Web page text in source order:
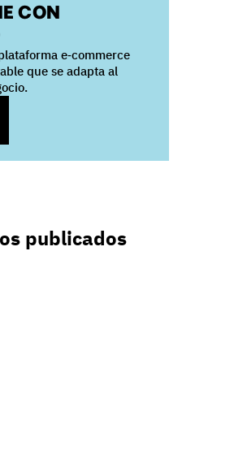
CON
e‑commerce
que se adapta al
publicados